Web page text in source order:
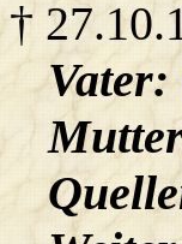
†
Vater: